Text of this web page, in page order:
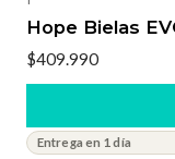
Hope Bielas
$409.990
Entrega en 1 día